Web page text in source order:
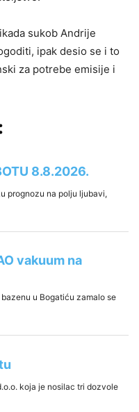
sukob Andrije
ipak desio se i to
za potrebe emisije i